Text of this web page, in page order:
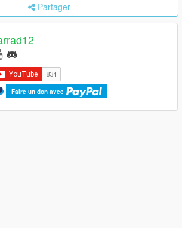
Partager
Faire un don avec